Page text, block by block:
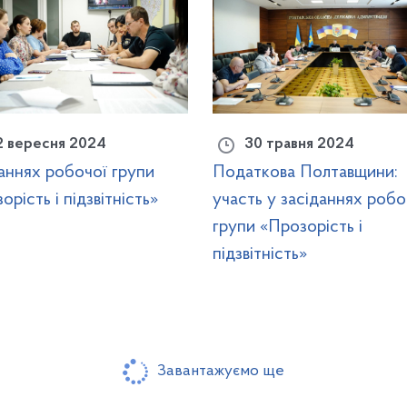
вересня 2024
робочої групи
і підзвітність»
30 травня 2024
Податкова Полтавщини:
участь у засіданнях
групи «Прозорість і
підзвітність»
Завантажуємо ще